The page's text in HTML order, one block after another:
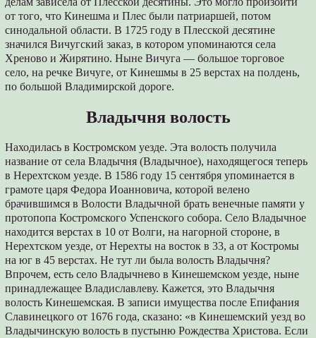
от того, что Кинешма и Плес были патриаршей, потом
синодальной области. В 1725 году в Плесской десятине
значился Вичугский заказ, в котором упоминаются села
Хреново и Жирятино. Ныне Вичуга — большое торговое
село, на речке Вичуге, от Кинешмы в 25 верстах на полдень,
по большой Владимирской дороге.
Владычня волость
Находилась в Костромском уезде. Эта волость получила
название от села Владычня (Владычное), находящегося теперь
в Нерехтском уезде. В 1586 году 15 сентября упоминается в
грамоте царя Федора Иоанновича, которой велено
брачившимся в Волости Владычной брать венечные памяти у
протопопа Костромского Успенского собора. Село Владычное
находится верстах в 10 от Волги, на нагорной стороне, в
Нерехтском уезде, от Нерехты на восток в 33, а от Костромы
на юг в 45 верстах. Не тут ли была волость Владычня?
Впрочем, есть село Владычнево в Кинешемском уезде, ныне
принадлежащее Владиславлеву. Кажется, это Владычня
волость Кинешемская. В записи имущества после Епифания
Славинецкого от 1676 года, сказано: «в Кинешемский уезд во
Владычинскую волость в пустыню Рождества Христова. Если